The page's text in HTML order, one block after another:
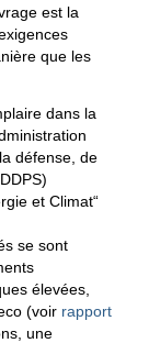
est la
que les
dans la
défense, de
et Climat“
se sont
élevées,
(voir rapport
une